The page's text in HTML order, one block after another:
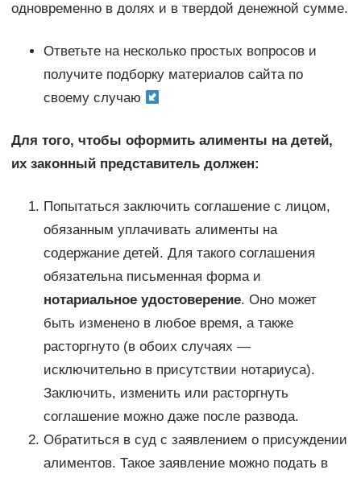
одновременно в долях и в твердой денежной сумме.
Ответьте на несколько простых вопросов и
получите подборку материалов сайта по
своему случаю
Для того, чтобы оформить алименты на детей,
их законный представитель должен:
Попытаться заключить соглашение с лицом,
обязанным уплачивать алименты на
содержание детей. Для такого соглашения
обязательна письменная форма и
нотариальное удостоверение. Оно может
быть изменено в любое время, а также
расторгнуто (в обоих случаях —
исключительно в присутствии нотариуса).
Заключить, изменить или расторгнуть
соглашение можно даже после развода.
Обратиться в суд с заявлением о присуждении
алиментов. Такое заявление можно подать в